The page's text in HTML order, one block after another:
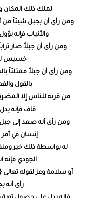
لملك ذلك المكان
ومن رأى أن بجبل شيئاً من
والأنياب فإنه
ومن رأى أن جبلاً صار
خسيس لا
ومن رأى أن جبلاً ممتلئاً
بالقول
من قربه للناس إلا
قاف فإنه
ومن رأى أنه صعد إلى
إنسان في
له بواسطة ذلك خير
الجودي فإنه
أو سلامة وعز لقوله
رأى أنه